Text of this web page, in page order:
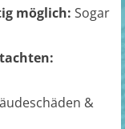
möglich: Sogar
&